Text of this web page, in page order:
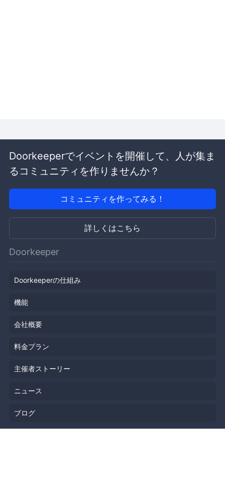
Doorkeeperでイベントを開催して、人が集ま
るコミュニティを作りませんか？
コミュニティを作ってみる！
詳しくはこちら
Doorkeeper
Doorkeeperの仕組み
機能
会社概要
料金プラン
主催者ストーリー
ニュース
ブログ